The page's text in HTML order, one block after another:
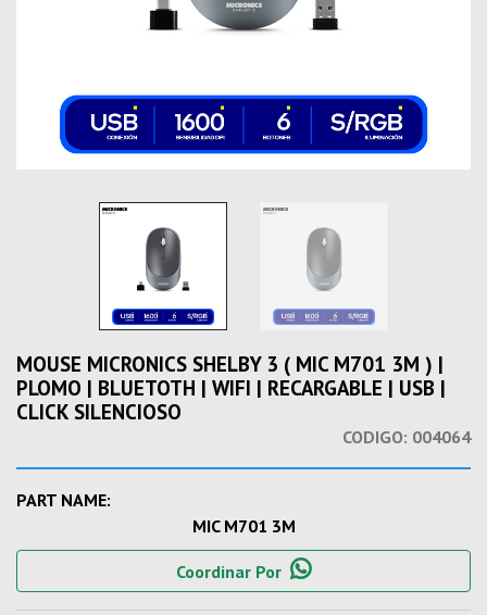
MOUSE MICRONICS SHELBY 3 ( MIC M701 3M ) |
PLOMO | BLUETOTH | WIFI | RECARGABLE | USB |
CLICK SILENCIOSO
CODIGO: 004064
PART NAME:
MIC M701 3M
Coordinar Por